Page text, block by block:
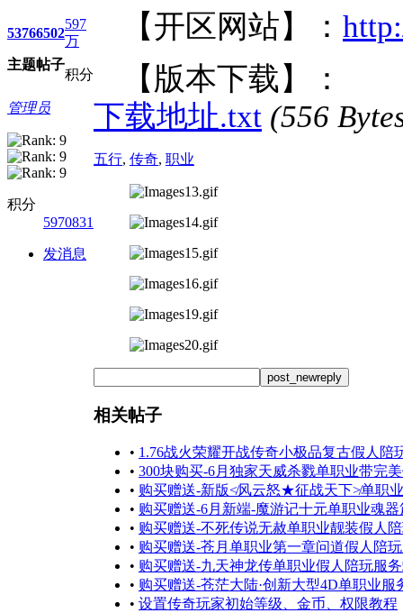
5376
主题
6502
帖子
597
万
积分
管理员
积分
5970831
发消息
【开区网站】：
【版本下载】：
下载地址.txt (556
五行, 传奇, 职业
post_newreply
相关帖子
• 1.76战火荣耀开战传奇小极品复古假人陪
• 300块购买-6月独家天威杀戮单职业带完
• 购买赠送-新版≮风云怒★征战天下≯单职
• 购买赠送-6月新端-魔游记十元单职业魂
• 购买赠送-不死传说无赦单职业靓装假人
• 购买赠送-苍月单职业第一章问道假人陪
• 购买赠送-九天神龙传单职业假人陪玩服
• 购买赠送-苍茫大陆·创新大型4D单职业服
• 设置传奇玩家初始等级、金币、权限教程